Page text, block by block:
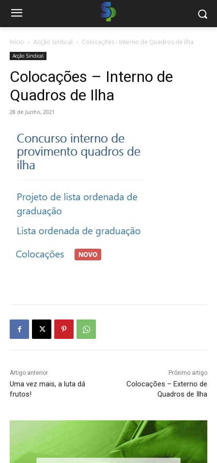
Início Acção Sindical Colocações - Interno de Quadros de Ilha
Acção Sindical
Colocações – Interno de
Quadros de Ilha
28 de Junho, 2021
Artigo anterior
Uma vez mais, a luta dá
frutos!
Próximo artigo
Colocações – Externo de
Quadros de Ilha